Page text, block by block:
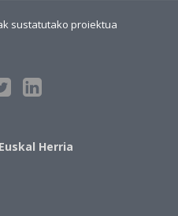
Herria